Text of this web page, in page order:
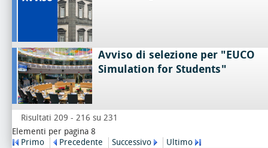
Avviso di selezione per "EUCO
Simulation for Students"
Risultati 209 - 216 su 231
Elementi per pagina 8
Primo
Precedente Successivo Ultimo